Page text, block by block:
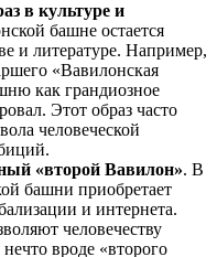
в культуре и
башне остается
и литературе. Например,
«Вавилонская
как грандиозное
Этот образ часто
человеческой
«второй Вавилон». В
башни приобретает
и интернета.
человечеству
вроде «второго